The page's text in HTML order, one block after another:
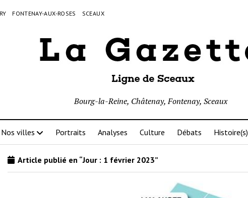
FONTENAY-AUX-ROSES SCEAUX
Bourg-la-Reine, Châtenay, Fontenay, Sceaux
Nos villes Portraits Analyses Culture Débats Histoire(s)
Article publié en “Jour : 1 février 2023”